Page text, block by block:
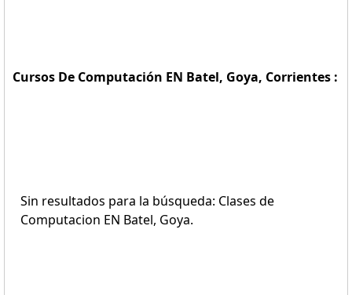
Cursos De Computación EN Batel, Goya, Corrientes :
Sin resultados para la búsqueda: Clases de
Computacion EN Batel, Goya.